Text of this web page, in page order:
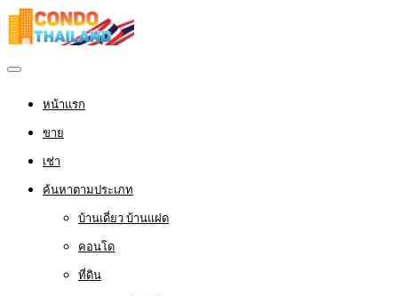
หน้าแรก
ขาย
เช่า
ค้นหาตามประเภท
บ้านเดี่ยว บ้านแฝด
คอนโด
ที่ดิน